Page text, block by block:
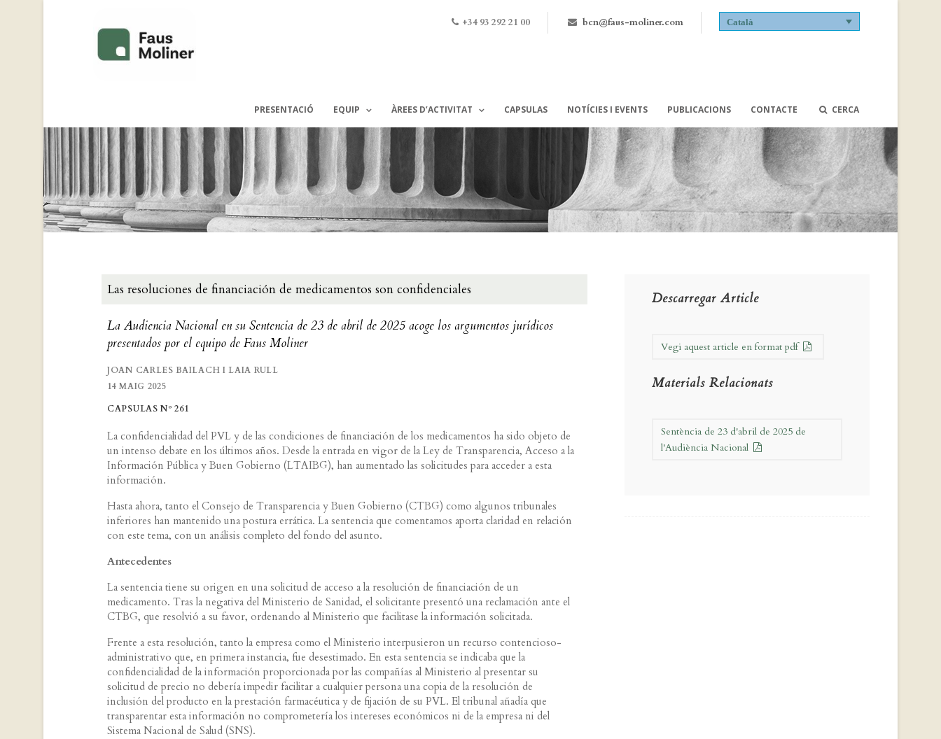
+34 93 292 21 00 bcn@faus-moliner.com Català
PRESENTACIÓ EQUIP ÀREES D’ACTIVITAT CAPSULAS NOTÍCIES I EVENTS PUBLICACIONS CONTACTE CERCA
Las resoluciones de financiación de medicamentos son confidenciales
La Audiencia Nacional en su Sentencia de 23 de abril de 2025 acoge los argumentos jurídicos
presentados por el equipo de Faus Moliner
JOAN CARLES BAILACH I LAIA RULL
14 MAIG 2025
CAPSULAS Nº 261
La confidencialidad del PVL y de las condiciones de financiación de los medicamentos ha sido objeto de
un intenso debate en los últimos años. Desde la entrada en vigor de la Ley de Transparencia, Acceso a la
Información Pública y Buen Gobierno (LTAIBG), han aumentado las solicitudes para acceder a esta
información.
Hasta ahora, tanto el Consejo de Transparencia y Buen Gobierno (CTBG) como algunos tribunales
inferiores han mantenido una postura errática. La sentencia que comentamos aporta claridad en relación
con este tema, con un análisis completo del fondo del asunto.
Antecedentes
La sentencia tiene su origen en una solicitud de acceso a la resolución de financiación de un
medicamento. Tras la negativa del Ministerio de Sanidad, el solicitante presentó una reclamación ante el
CTBG, que resolvió a su favor, ordenando al Ministerio que facilitase la información solicitada.
Frente a esta resolución, tanto la empresa como el Ministerio interpusieron un recurso contencioso-
administrativo que, en primera instancia, fue desestimado. En esta sentencia se indicaba que la
confidencialidad de la información proporcionada por las compañías al Ministerio al presentar su
solicitud de precio no debería impedir facilitar a cualquier persona una copia de la resolución de
inclusión del producto en la prestación farmacéutica y de fijación de su PVL. El tribunal añadía que
transparentar esta información no comprometería los intereses económicos ni de la empresa ni del
Sistema Nacional de Salud (SNS).
Descarregar Article
Vegi aquest article en format pdf
Materials Relacionats
Sentència de 23 d'abril de 2025 de
l'Audiència Nacional